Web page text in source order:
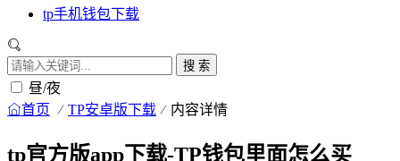
tp手机钱包下载
搜 索
昼/夜
首页 TP安卓版下载 内容详情
tp官方版app下载-TP钱包里面怎么买